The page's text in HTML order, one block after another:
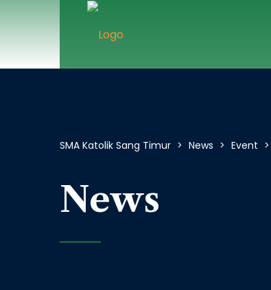
SMA Katolik Sang Timur > News > Event >
News